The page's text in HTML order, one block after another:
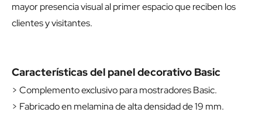
mayor presencia visual al primer espacio que reciben los
clientes y visitantes.
Características del panel decorativo Basic
> Complemento exclusivo para mostradores Basic.
> Fabricado en melamina de alta densidad de 19 mm.